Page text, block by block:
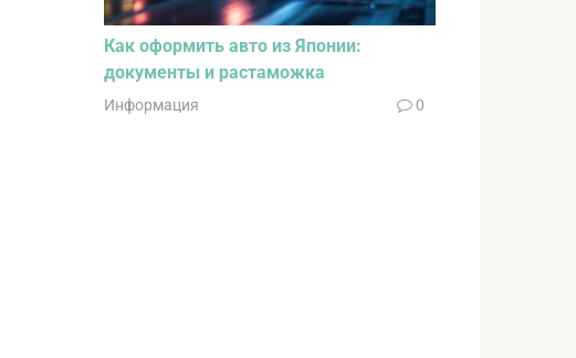
Как оформить авто из Японии:
документы и растаможка
Информация 0